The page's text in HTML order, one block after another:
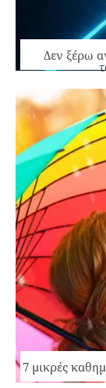
Δεν ξέρω
7 μικρές